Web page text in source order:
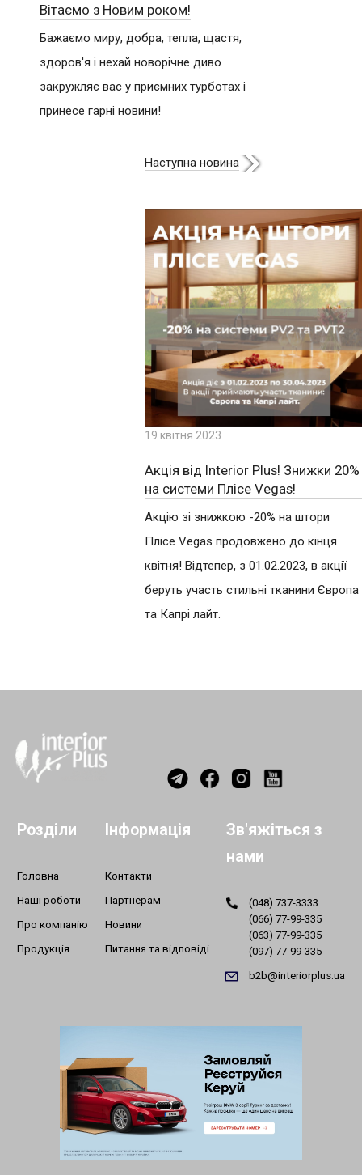
Вітаємо з Новим роком!
Бажаємо миру, добра, тепла, щастя,
здоров'я і нехай новорічне диво
закружляє вас у приємних турботах і
принесе гарні новини!
Наступна новина
19 квітня 2023
Акція від Interior Plus! Знижки 20%
на системи Плісе Vegas!
Акцію зі знижкою -20% на штори
Плісе Vegas продовжено до кінця
квітня! Відтепер, з 01.02.2023, в акції
беруть участь стильні тканини Європа
та Капрі лайт.
Розділи
Головна
Наші роботи
Про компанію
Продукція
Інформація
Контакти
Партнерам
Новини
Питання та відповіді
Зв'яжіться з
нами
(048) 737-3333
(066) 77-99-335
(063) 77-99-335
(097) 77-99-335
b2b@interiorplus.ua